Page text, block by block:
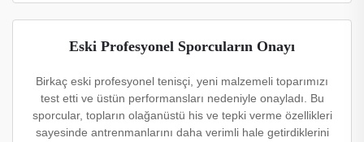
Eski Profesyonel Sporcuların Onayı
Birkaç eski profesyonel tenisçi, yeni malzemeli toparımızı
test etti ve üstün performansları nedeniyle onayladı. Bu
sporcular, topların olağanüstü his ve tepki verme özellikleri
sayesinde antrenmanlarını daha verimli hale getirdiklerini